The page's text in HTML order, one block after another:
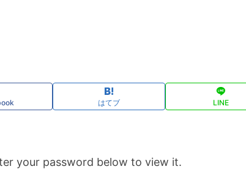
はてブ LINE
your password below to view it.